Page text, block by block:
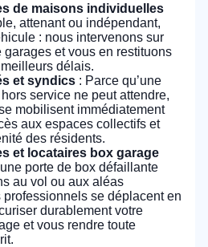
de maisons individuelles
attenant ou indépendant,
: nous intervenons sur
garages et vous en restituons
meilleurs délais.
et syndics : Parce qu’une
service ne peut attendre,
mobilisent immédiatement
aux espaces collectifs et
des résidents.
et locataires box garage
porte de box défaillante
au vol ou aux aléas
se déplacent en
durablement votre
et vous rendre toute